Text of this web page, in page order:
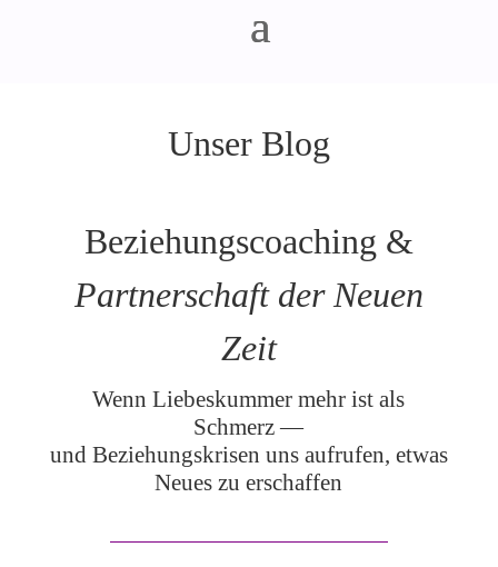
Unser Blog
Beziehungscoaching &
Partnerschaft der Neuen
Zeit
Wenn Liebeskummer mehr ist als
Schmerz —
und Beziehungskrisen uns aufrufen, etwas
Neues zu erschaffen